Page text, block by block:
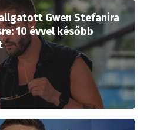
Gwen Stefanira
10 évvel később